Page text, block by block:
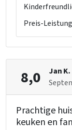
Einrichtung
Kinderbed
Kinderstoel
Kinderbetten: 2
Kinderstuhl: 2
: 0
Preis-
8,0
Jan K.
Prachtige
keuken en